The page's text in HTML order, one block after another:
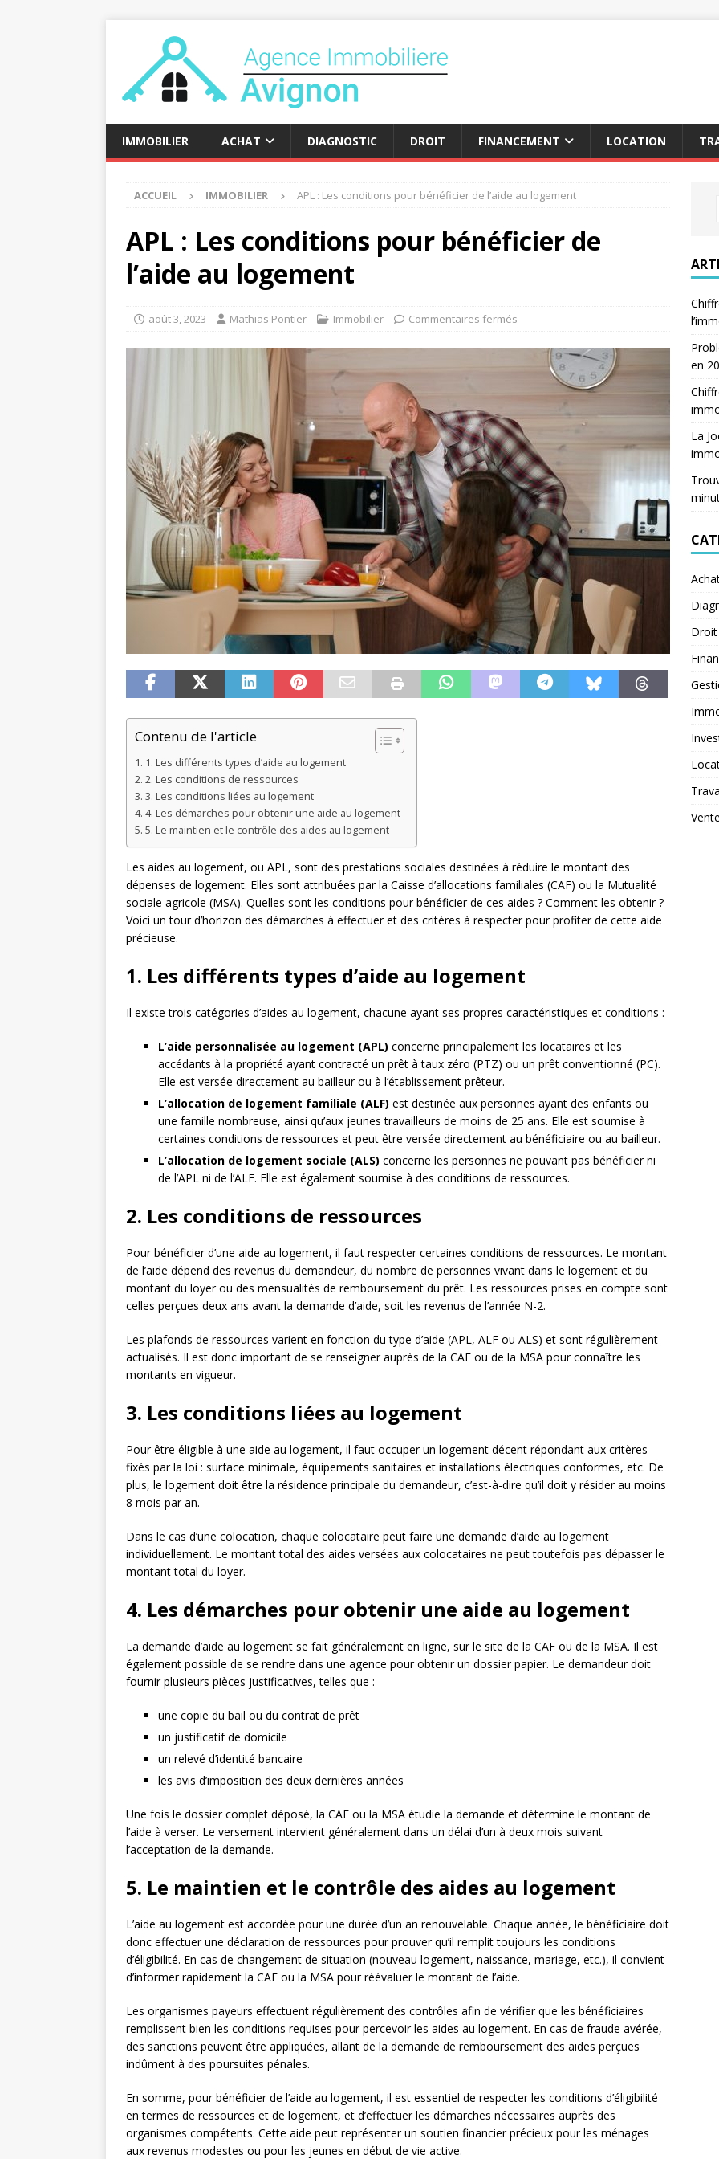
IMMOBILIER ACHAT DIAGNOSTIC DROIT FINANCEMENT LOCATION
ACCUEIL IMMOBILIER APL : Les conditions pour bénéficier de l’aide au logement
APL : Les conditions pour bénéficier de
l’aide au logement
août 3, 2023 Mathias Pontier Immobilier Commentaires fermés
Contenu de l'article
1. Les différents types d’aide au logement
2. Les conditions de ressources
3. Les conditions liées au logement
4. Les démarches pour obtenir une aide au logement
5. Le maintien et le contrôle des aides au logement
Les aides au logement, ou APL, sont des prestations sociales destinées à réduire le montant des
dépenses de logement. Elles sont attribuées par la Caisse d’allocations familiales (CAF) ou la Mutualité
sociale agricole (MSA). Quelles sont les conditions pour bénéficier de ces aides ? Comment les obtenir ?
Voici un tour d’horizon des démarches à effectuer et des critères à respecter pour profiter de cette aide
précieuse.
1. Les différents types d’aide au logement
Il existe trois catégories d’aides au logement, chacune ayant ses propres caractéristiques et conditions :
L’aide personnalisée au logement (APL) concerne principalement les locataires et les
accédants à la propriété ayant contracté un prêt à taux zéro (PTZ) ou un prêt conventionné (PC).
Elle est versée directement au bailleur ou à l’établissement prêteur.
L’allocation de logement familiale (ALF) est destinée aux personnes ayant des enfants ou
une famille nombreuse, ainsi qu’aux jeunes travailleurs de moins de 25 ans. Elle est soumise à
certaines conditions de ressources et peut être versée directement au bénéficiaire ou au bailleur.
L’allocation de logement sociale (ALS) concerne les personnes ne pouvant pas bénéficier ni
de l’APL ni de l’ALF. Elle est également soumise à des conditions de ressources.
2. Les conditions de ressources
Pour bénéficier d’une aide au logement, il faut respecter certaines conditions de ressources. Le montant
de l’aide dépend des revenus du demandeur, du nombre de personnes vivant dans le logement et du
montant du loyer ou des mensualités de remboursement du prêt. Les ressources prises en compte sont
celles perçues deux ans avant la demande d’aide, soit les revenus de l’année N-2.
Les plafonds de ressources varient en fonction du type d’aide (APL, ALF ou ALS) et sont régulièrement
actualisés. Il est donc important de se renseigner auprès de la CAF ou de la MSA pour connaître les
montants en vigueur.
3. Les conditions liées au logement
Pour être éligible à une aide au logement, il faut occuper un logement décent répondant aux critères
fixés par la loi : surface minimale, équipements sanitaires et installations électriques conformes, etc. De
plus, le logement doit être la résidence principale du demandeur, c’est-à-dire qu’il doit y résider au moins
8 mois par an.
Dans le cas d’une colocation, chaque colocataire peut faire une demande d’aide au logement
individuellement. Le montant total des aides versées aux colocataires ne peut toutefois pas dépasser le
montant total du loyer.
4. Les démarches pour obtenir une aide au logement
La demande d’aide au logement se fait généralement en ligne, sur le site de la CAF ou de la MSA. Il est
également possible de se rendre dans une agence pour obtenir un dossier papier. Le demandeur doit
fournir plusieurs pièces justificatives, telles que :
une copie du bail ou du contrat de prêt
un justificatif de domicile
un relevé d’identité bancaire
les avis d’imposition des deux dernières années
Une fois le dossier complet déposé, la CAF ou la MSA étudie la demande et détermine le montant de
l’aide à verser. Le versement intervient généralement dans un délai d’un à deux mois suivant
l’acceptation de la demande.
5. Le maintien et le contrôle des aides au logement
L’aide au logement est accordée pour une durée d’un an renouvelable. Chaque année, le bénéficiaire doit
donc effectuer une déclaration de ressources pour prouver qu’il remplit toujours les conditions
d’éligibilité. En cas de changement de situation (nouveau logement, naissance, mariage, etc.), il convient
d’informer rapidement la CAF ou la MSA pour réévaluer le montant de l’aide.
Les organismes payeurs effectuent régulièrement des contrôles afin de vérifier que les bénéficiaires
remplissent bien les conditions requises pour percevoir les aides au logement. En cas de fraude avérée,
des sanctions peuvent être appliquées, allant de la demande de remboursement des aides perçues
indûment à des poursuites pénales.
En somme, pour bénéficier de l’aide au logement, il est essentiel de respecter les conditions d’éligibilité
en termes de ressources et de logement, et d’effectuer les démarches nécessaires auprès des
organismes compétents. Cette aide peut représenter un soutien financier précieux pour les ménages
aux revenus modestes ou pour les jeunes en début de vie active.
en
La
Droit
Vente